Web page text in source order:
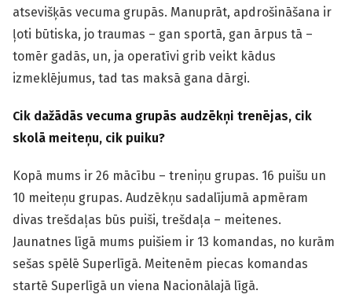
atsevišķās vecuma grupās. Manuprāt, apdrošināšana ir
ļoti būtiska, jo traumas – gan sportā, gan ārpus tā –
tomēr gadās, un, ja operatīvi grib veikt kādus
izmeklējumus, tad tas maksā gana dārgi.
Cik dažādās vecuma grupās audzēkņi trenējas, cik
skolā meiteņu, cik puiku?
Kopā mums ir 26 mācību – treniņu grupas. 16 puišu un
10 meiteņu grupas. Audzēkņu sadalījumā apmēram
divas trešdaļas būs puiši, trešdaļa – meitenes.
Jaunatnes līgā mums puišiem ir 13 komandas, no kurām
sešas spēlē Superlīgā. Meitenēm piecas komandas
startē Superlīgā un viena Nacionālajā līgā.